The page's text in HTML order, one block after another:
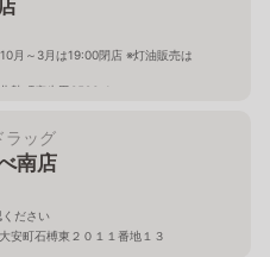
～3月は19:00閉店 ※灯油販売は
勢町麻生田3586-1
ラッグ
南店
ください
安町石榑東２０１１番地１３